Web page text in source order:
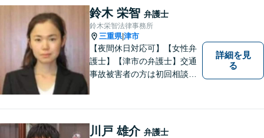
【離婚・男女問題の経験多
数】
鈴木 栄智 弁護士
鈴木栄智法律事務所
三重県|津市
【夜間休日対応可】【女性弁
護士】【津市の弁護士】交通
事故被害者の方は初回相談無
詳細を見
る
川戸 雄介 弁護士